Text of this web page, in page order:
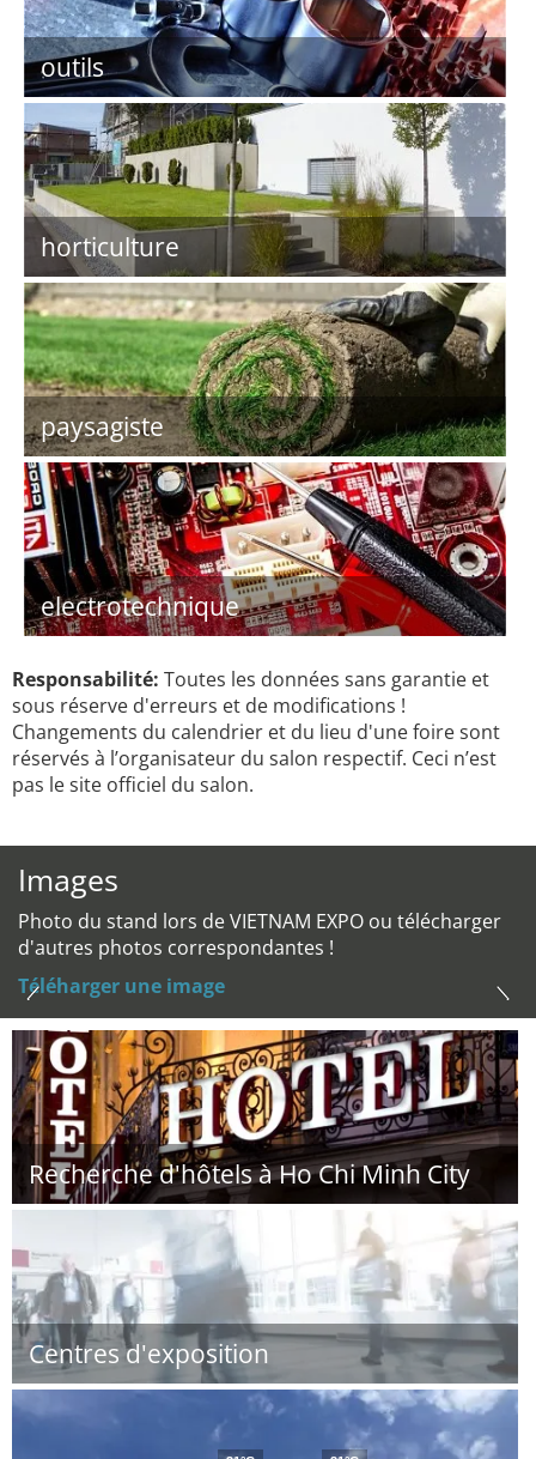
outils
horticulture
paysagiste
electrotechnique
Responsabilité: Toutes les données sans garantie et
sous réserve d'erreurs et de modifications !
Changements du calendrier et du lieu d'une foire sont
réservés à l’organisateur du salon respectif. Ceci n’est
pas le site officiel du salon.
Images
Photo du stand lors de VIETNAM EXPO ou télécharger
d'autres photos correspondantes !
Téléharger une image
Recherche d'hôtels à Ho Chi Minh City
Centres d'exposition